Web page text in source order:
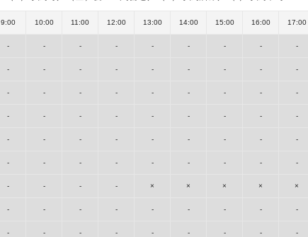
9:00 10:00 11:00 12:00 13:00 14:00 15:00 16:00 17:00
- - - - - - - - -
- - - - - - - - -
- - - - - - - - -
- - - - - - - - -
- - - - - - - - -
- - - - - - - - -
- - - - × × × × ×
- - - - - - - - -
- - - - - - - - -